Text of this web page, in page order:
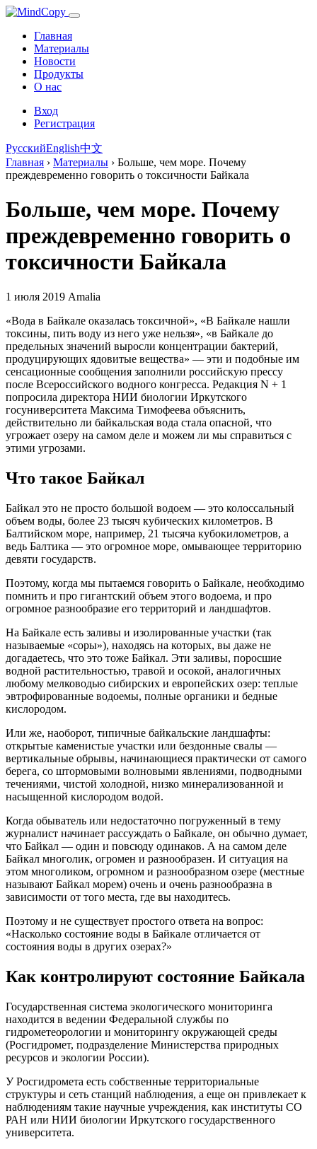
Главная
Материалы
Новости
Продукты
О нас
Вход
Регистрация
РусскийEnglish中文
Главная › Материалы › Больше, чем море. Почему
преждевременно говорить о токсичности Байкала
Больше, чем море. Почему
преждевременно говорить о
токсичности Байкала
1 июля 2019 Amalia
«Вода в Байкале оказалась токсичной», «В Байкале нашли
токсины, пить воду из него уже нельзя», «в Байкале до
предельных значений выросли концентрации бактерий,
продуцирующих ядовитые вещества» — эти и подобные им
сенсационные сообщения заполнили российскую прессу
после Всероссийского водного конгресса. Редакция N + 1
попросила директора НИИ биологии Иркутского
госуниверситета Максима Тимофеева объяснить,
действительно ли байкальская вода стала опасной, что
угрожает озеру на самом деле и можем ли мы справиться с
этими угрозами.
Что такое Байкал
Байкал это не просто большой водоем — это колоссальный
объем воды, более 23 тысяч кубических километров. В
Балтийском море, например, 21 тысяча кубокилометров, а
ведь Балтика — это огромное море, омывающее территорию
девяти государств.
Поэтому, когда мы пытаемся говорить о Байкале, необходимо
помнить и про гигантский объем этого водоема, и про
огромное разнообразие его территорий и ландшафтов.
На Байкале есть заливы и изолированные участки (так
называемые «соры»), находясь на которых, вы даже не
догадаетесь, что это тоже Байкал. Эти заливы, поросшие
водной растительностью, травой и осокой, аналогичных
любому мелководью сибирских и европейских озер: теплые
эвтрофированные водоемы, полные органики и бедные
кислородом.
Или же, наоборот, типичные байкальские ландшафты:
открытые каменистые участки или бездонные свалы —
вертикальные обрывы, начинающиеся практически от самого
берега, со штормовыми волновыми явлениями, подводными
течениями, чистой холодной, низко минерализованной и
насыщенной кислородом водой.
Когда обыватель или недостаточно погруженный в тему
журналист начинает рассуждать о Байкале, он обычно думает,
что Байкал — один и повсюду одинаков. А на самом деле
Байкал многолик, огромен и разнообразен. И ситуация на
этом многоликом, огромном и разнообразном озере (местные
называют Байкал морем) очень и очень разнообразна в
зависимости от того места, где вы находитесь.
Поэтому и не существует простого ответа на вопрос:
«Насколько состояние воды в Байкале отличается от
состояния воды в других озерах?»
Как контролируют состояние Байкала
Государственная система экологического мониторинга
находится в ведении Федеральной службы по
гидрометеорологии и мониторингу окружающей среды
(Росгидромет, подразделение Министерства природных
ресурсов и экологии России).
У Росгидромета есть собственные территориальные
структуры и сеть станций наблюдения, а еще он привлекает к
наблюдениям такие научные учреждения, как институты СО
РАН или НИИ биологии Иркутского государственного
университета.